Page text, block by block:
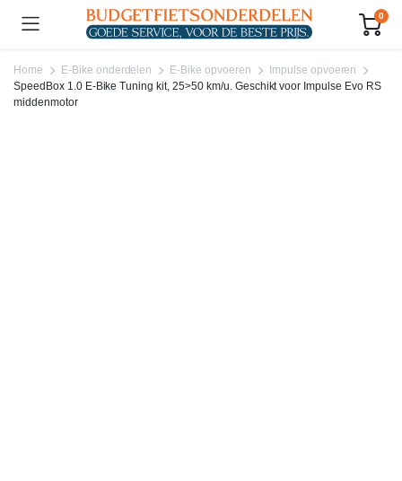
0
Home E-Bike onderdelen E-Bike opvoeren
Impulse opvoeren
SpeedBox 1.0 E-Bike Tuning kit, 25>50 km/u. Geschikt voor Impulse Evo RS
middenmotor